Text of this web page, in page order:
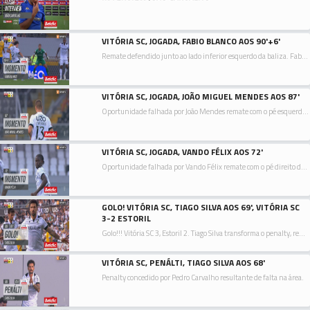
VITÓRIA SC, JOGADA, FABIO BLANCO AOS 90'+6'
Remate defendido junto ao lado inferior esquerdo da baliza. Fabio Blanco remate com o pé direito de fora da área.
VITÓRIA SC, JOGADA, JOÃO MIGUEL MENDES AOS 87'
Oportunidade falhada por João Mendes remate com o pé esquerdo de fora da área.
VITÓRIA SC, JOGADA, VANDO FÉLIX AOS 72'
Oportunidade falhada por Vando Félix remate com o pé direito de fora da área resultante do canto.
GOLO! VITÓRIA SC, TIAGO SILVA AOS 69', VITÓRIA SC
3-2 ESTORIL
Golo!!! Vitória SC 3, Estoril 2. Tiago Silva transforma o penalty, remate com o pé direito junto à base do poste esquerdo.
VITÓRIA SC, PENÁLTI, TIAGO SILVA AOS 68'
Penalty concedido por Pedro Carvalho resultante de falta na área.